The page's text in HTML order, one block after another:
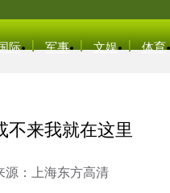
际 军事 文娱 体育
不来我就在这里
源：上海东方高清